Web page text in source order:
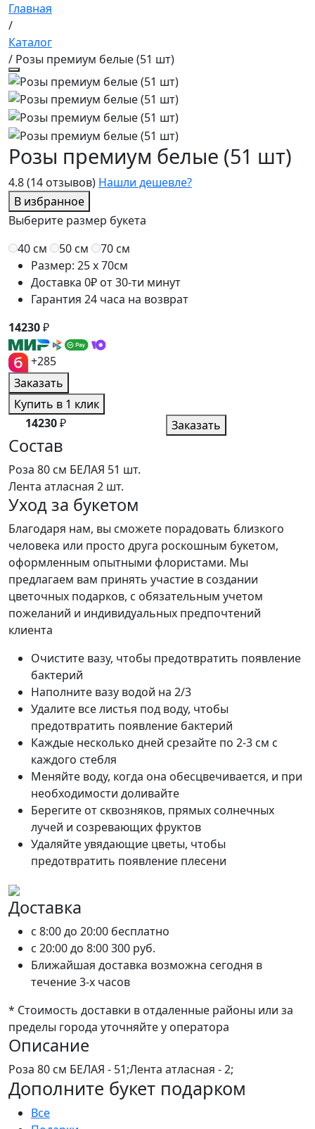
Главная
/
Каталог
/ Розы премиум белые (51 шт)
4.8(14 отзывов) Нашли дешевле?
В избранное
Розы премиум белые (51 шт)
Выберите размер букета
40 см
50 см
70 см
Размер: 25 x 70см
Доставка 0₽ от 30-ти минут
Гарантия 24 часа на возврат
14230₽
+285
Заказать
Купить в 1 клик
14230₽ Заказать
Состав
Роза 80 см БЕЛАЯ 51 шт.
Лента атласная 2 шт.
Уход за букетом
Благодаря нам, вы сможете порадовать близкого
человека или просто друга роскошным букетом,
оформленным опытными флористами. Мы
предлагаем вам принять участие в создании
цветочных подарков, с обязательным учетом
пожеланий и индивидуальных предпочтений
клиента
Очистите вазу, чтобы предотвратить появление
бактерий
Наполните вазу водой на 2/3
Удалите все листья под воду, чтобы
предотвратить появление бактерий
Каждые несколько дней срезайте по 2-3 см с
каждого стебля
Меняйте воду, когда она обесцвечивается, и при
необходимости доливайте
Берегите от сквозняков, прямых солнечных
лучей и созревающих фруктов
Удаляйте увядающие цветы, чтобы
предотвратить появление плесени
Доставка
c 8:00 до 20:00 бесплатно
c 20:00 до 8:00300 руб.
Ближайшая доставка возможна сегодня в
течение 3-х часов
* Стоимость доставки в отдаленные районы или за
пределы города уточняйте у оператора
Описание
Роза 80 см БЕЛАЯ - 51;Лента атласная - 2;
Дополните букет подарком
Все